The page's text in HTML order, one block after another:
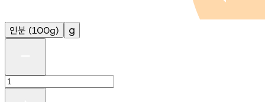
인분 (100g) g